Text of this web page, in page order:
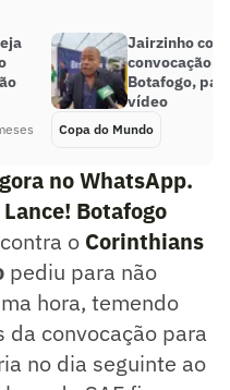
Jairzinho
convocação
Botafogo,
vídeo
Copa do Mundo
no WhatsApp.
Botafogo
o Corinthians
pediu para não
hora, temendo
da convocação para
no dia seguinte ao